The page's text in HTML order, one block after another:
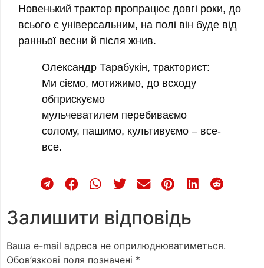
Новенький трактор пропрацює довгі роки, до
всього є універсальним, на полі він буде від
ранньої весни й після жнив.
Олександр Тарабукін, тракторист:
Ми сіємо, мотижимо, до всходу
обприскуємо
мульчеватилем перебиваємо
солому, пашимо, культивуємо – все-
все.
Залишити відповідь
Ваша e-mail адреса не оприлюднюватиметься.
Обов’язкові поля позначені *